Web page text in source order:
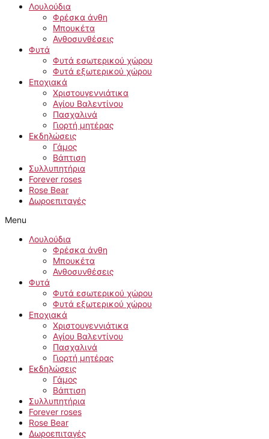
Λουλούδια
Φρέσκα άνθη
Μπουκέτα
Ανθοσυνθέσεις
Φυτά
Φυτά εσωτερικού χώρου
Φυτά εξωτερικού χώρου
Εποχιακά
Χριστουγεννιάτικα
Αγίου Βαλεντίνου
Πασχαλινά
Γιορτή μητέρας
Εκδηλώσεις
Γάμος
Βάπτιση
Συλλυπητήρια
Forever roses
Rose Bear
Δωροεπιταγές
Menu
Λουλούδια
Φρέσκα άνθη
Μπουκέτα
Ανθοσυνθέσεις
Φυτά
Φυτά εσωτερικού χώρου
Φυτά εξωτερικού χώρου
Εποχιακά
Χριστουγεννιάτικα
Αγίου Βαλεντίνου
Πασχαλινά
Γιορτή μητέρας
Εκδηλώσεις
Γάμος
Βάπτιση
Συλλυπητήρια
Forever roses
Rose Bear
Δωροεπιταγές